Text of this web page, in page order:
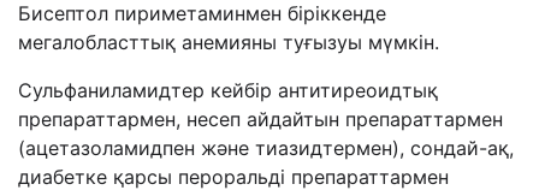
Бисептол пириметаминмен біріккенде
мегалобласттық анемияны туғызуы мүмкін.
Сульфаниламидтер кейбір антитиреоидтық
препараттармен, несеп айдайтын препараттармен
(ацетазоламидпен және тиазидтермен), сондай-ақ,
диабетке қарсы пероральді препараттармен